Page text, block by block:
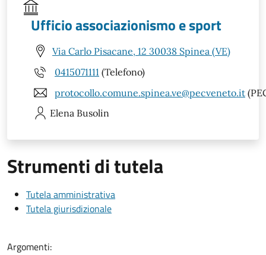
Ufficio associazionismo e sport
Via Carlo Pisacane, 12 30038 Spinea (VE)
0415071111 (Telefono)
protocollo.comune.spinea.ve@pecveneto.it
Elena Busolin
Strumenti di tutela
Tutela amministrativa
Tutela giurisdizionale
Argomenti: